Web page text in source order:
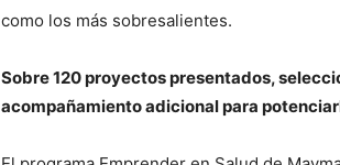
como los más sobresalientes.
Sobre 120 proyectos presentados,
acompañamiento adicional para